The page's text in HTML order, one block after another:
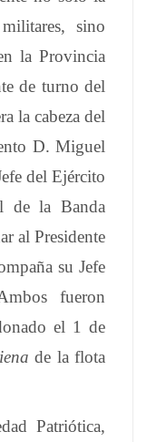
sino
la Provincia
de turno del
la cabeza del
D. Miguel
del Ejército
de la Banda
al Presidente
su Jefe
fueron
el 1 de
de la flota
Patriótica,